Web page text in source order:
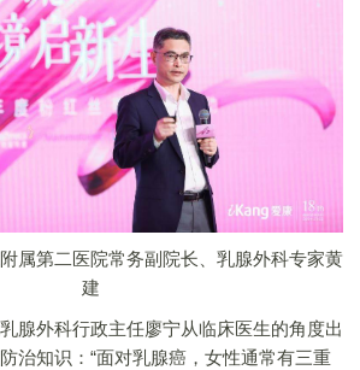
第二医院常务副院长、乳腺外科专家黄
建
外科行政主任廖宁从临床医生的角度出
治知识：“面对乳腺癌，女性通常有三重